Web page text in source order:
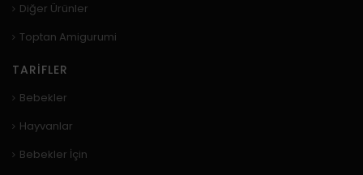
Diğer Ürünler
Toptan Amigurumi
TARIFLER
Bebekler
Hayvanlar
Bebekler İçin